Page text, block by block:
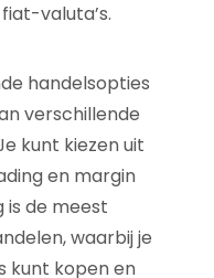
valuta’s.
handelsopties
verschillende
kunt kiezen uit
en margin
is de meest
waarbij je
kunt kopen en